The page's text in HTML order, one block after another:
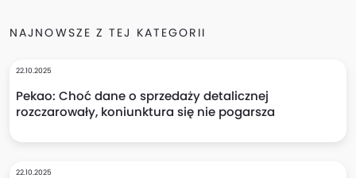
NAJNOWSZE Z TEJ KATEGORII
22.10.2025
Pekao: Choć dane o sprzedaży detalicznej
rozczarowały, koniunktura się nie pogarsza
22.10.2025